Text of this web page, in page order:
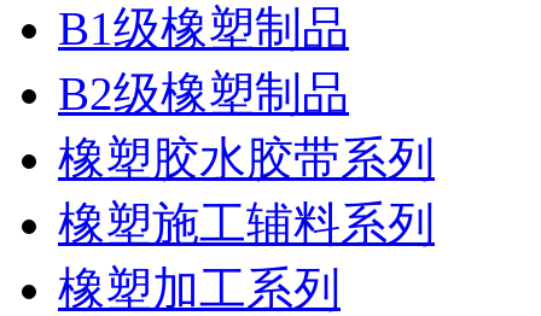
B1级橡塑制品
B2级橡塑制品
橡塑胶水胶带系列
橡塑施工辅料系列
橡塑加工系列